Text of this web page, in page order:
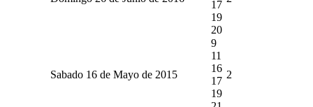
17
19
20
Sabado 16 de Mayo de 2015
9
11
16
17
19
2